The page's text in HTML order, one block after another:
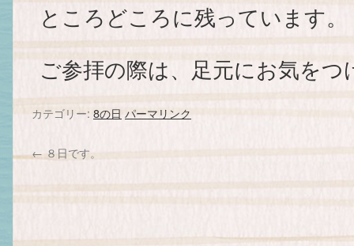
ところどころに残っています。
ご参拝の際は、足元にお気をつ
カテゴリー: 8の日 パーマリンク
← ８日です。